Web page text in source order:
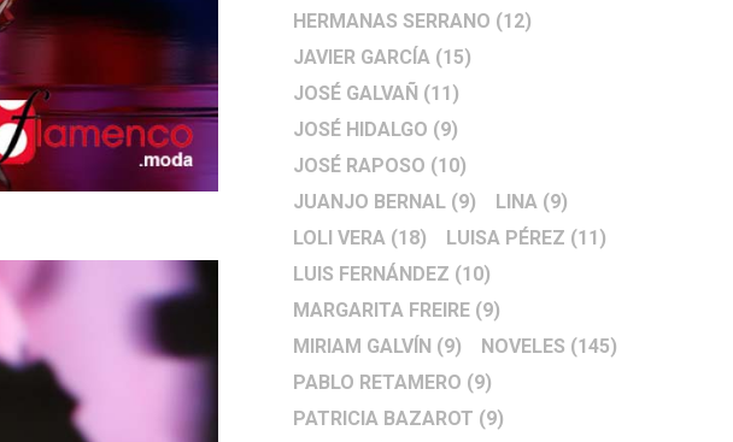
HERMANAS SERRANO (12)
JAVIER GARCÍA (15)
JOSÉ GALVAÑ (11)
JOSÉ HIDALGO (9)
JOSÉ RAPOSO (10)
JUANJO BERNAL (9) LINA (9)
LOLI VERA (18) LUISA PÉREZ (11)
LUIS FERNÁNDEZ (10)
MARGARITA FREIRE (9)
MIRIAM GALVÍN (9) NOVELES (145)
PABLO RETAMERO (9)
PATRICIA BAZAROT (9)